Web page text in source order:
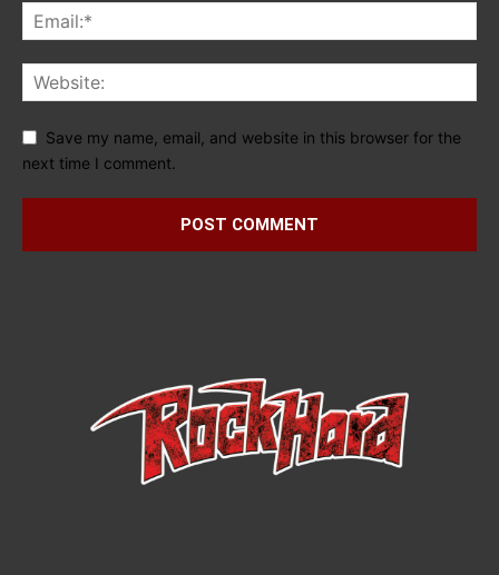
Save my name, email, and website in this browser for the
next time I comment.